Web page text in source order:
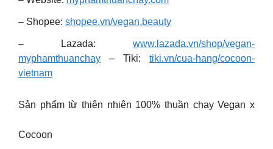
– Shopee: shopee.vn/vegan.beauty
– Lazada: www.lazada.vn/shop/vegan-
myphamthuanchay – Tiki: tiki.vn/cua-hang/cocoon-
vietnam
Sản phẩm từ thiên nhiên 100% thuần chay Vegan x
Cocoon